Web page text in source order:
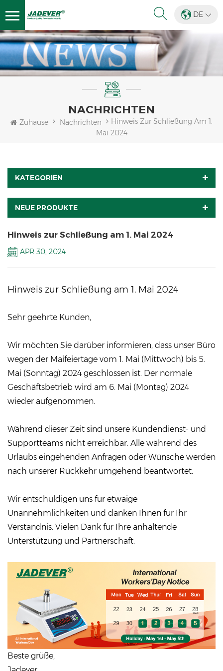
DE
NACHRICHTEN
Zuhause Nachrichten
Hinweis Zur Schließung Am 1.
Mai 2024
KATEGORIEN
NEUE PRODUKTE
Hinweis zur Schließung am 1. Mai 2024
APR 30, 2024
Hinweis zur Schließung am 1. Mai 2024
Sehr geehrte Kunden,
Wir möchten Sie darüber informieren, dass unser Büro
wegen der Maifeiertage vom 1. Mai (Mittwoch) bis 5.
Mai (Sonntag) 2024 geschlossen ist. Der normale
Geschäftsbetrieb wird am 6. Mai (Montag) 2024
wieder aufgenommen.
Während dieser Zeit sind unsere Kundendienst- und
Supportteams nicht erreichbar. Alle während des
Urlaubs eingehenden Anfragen oder Wünsche werden
nach unserer Rückkehr umgehend beantwortet.
Wir entschuldigen uns für etwaige
Unannehmlichkeiten und danken Ihnen für Ihr
Verständnis. Vielen Dank für Ihre anhaltende
Unterstützung und Partnerschaft.
Beste grüße,